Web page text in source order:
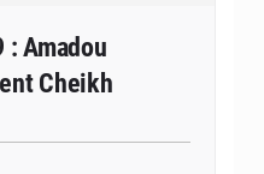
Amadou
Cheikh